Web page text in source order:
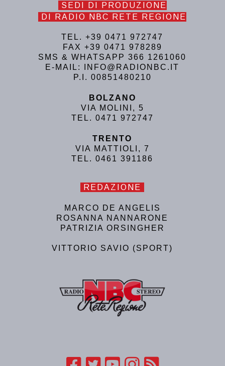
SEDI DI PRODUZIONE
DI RADIO NBC RETE REGIONE
TEL. +39 0471 972747
FAX +39 0471 978289
SMS & WHATSAPP 366 1261060
E-MAIL: INFO@RADIONBC.IT
P.I. 00851480210
BOLZANO
VIA MOLINI, 5
TEL. 0471 972747
TRENTO
VIA MATTIOLI, 7
TEL. 0461 391186
REDAZIONE
MARCO DE ANGELIS
ROSANNA NANNARONE
PATRIZIA ORSINGHER
VITTORIO SAVIO (SPORT)